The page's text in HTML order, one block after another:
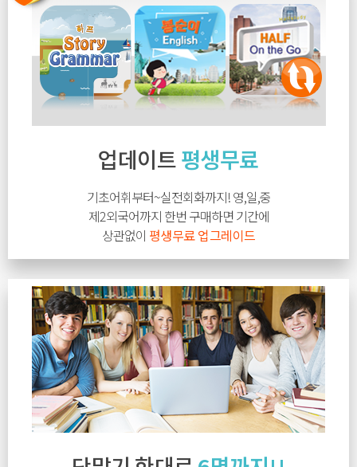
업데이트평생무료
기초어휘부터~실전회화까지! 영,일,중
제2외국어까지 한번 구매하면 기간에
상관없이 평생무료 업그레이드